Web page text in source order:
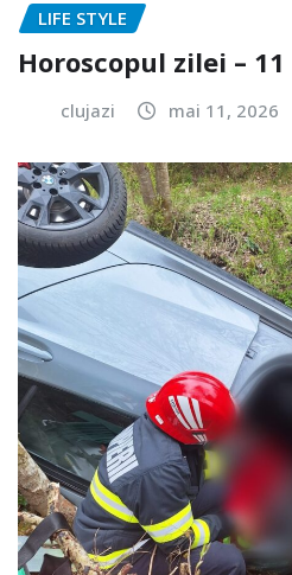
LIFE STYLE
Horoscopul zilei –
clujazi mai 11, 2026